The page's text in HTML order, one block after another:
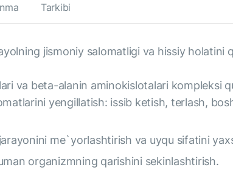
Tarkibi
jismoniy salomatligi va hissiy holatini
va beta-alanin aminokislotalari kompleksi
yengillatish: issib ketish, terlash,
me`yorlashtirish va uyqu sifatini
organizmning qarishini sekinlashtirish.